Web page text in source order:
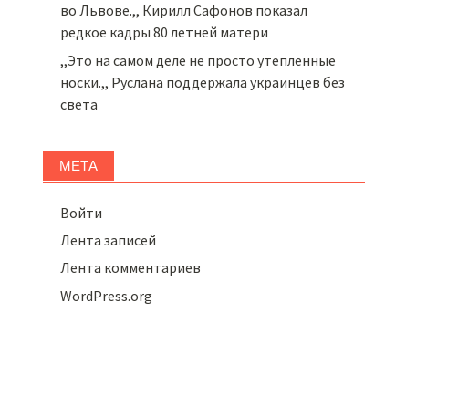
во Львове.,, Кирилл Сафонов показал
редкое кадры 80 летней матери
,,Это на самом деле не просто утепленные
носки.,, Руслана поддержала украинцев без
света
МЕТА
Войти
Лента записей
Лента комментариев
WordPress.org